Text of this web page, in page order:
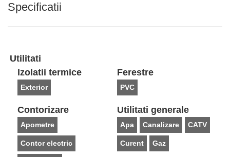
Specificatii
Utilitati
Izolatii termice
Exterior
Ferestre
PVC
Contorizare
Apometre
Contor electric
Utilitati generale
Apa Canalizare CATV
Curent Gaz